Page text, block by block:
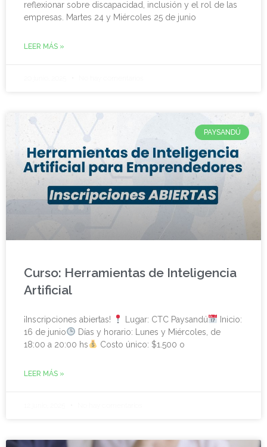
reflexionar sobre discapacidad, inclusión y el rol de las
empresas. Martes 24 y Miércoles 25 de junio
LEER MÁS »
PAYSANDÚ
Curso: Herramientas de Inteligencia
Artificial
¡Inscripciones abiertas! Lugar: CTC Paysandú
Inicio:
16 de junio
Días y horario: Lunes y Miércoles, de
18:00 a 20:00 hs
Costo único: $1.500 o
LEER MÁS »